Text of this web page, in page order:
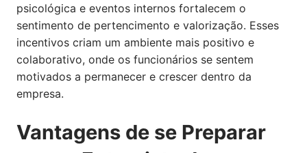
psicológica e eventos internos fortalecem o
sentimento de pertencimento e valorização. Esses
incentivos criam um ambiente mais positivo e
colaborativo, onde os funcionários se sentem
motivados a permanecer e crescer dentro da
empresa.
Vantagens de se Preparar